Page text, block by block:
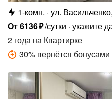
1-комн. ул.
От6136₽/сутки укажите
2 года на Квартирке
30% вернётся бонусами